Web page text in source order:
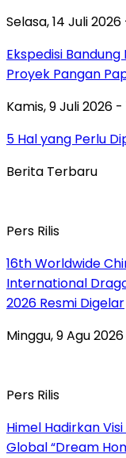
Selasa, 14 Juli 2026
Ekspedisi
Proyek Pangan
Kamis, 9 Juli 2026 -
5 Hal yang Perlu
Berita Terbaru
Pers Rilis
16th Worldwide
International
2026 Resmi Digelar
Minggu, 9 Agu
Pers Rilis
Himel Hadirkan
Global “Dream